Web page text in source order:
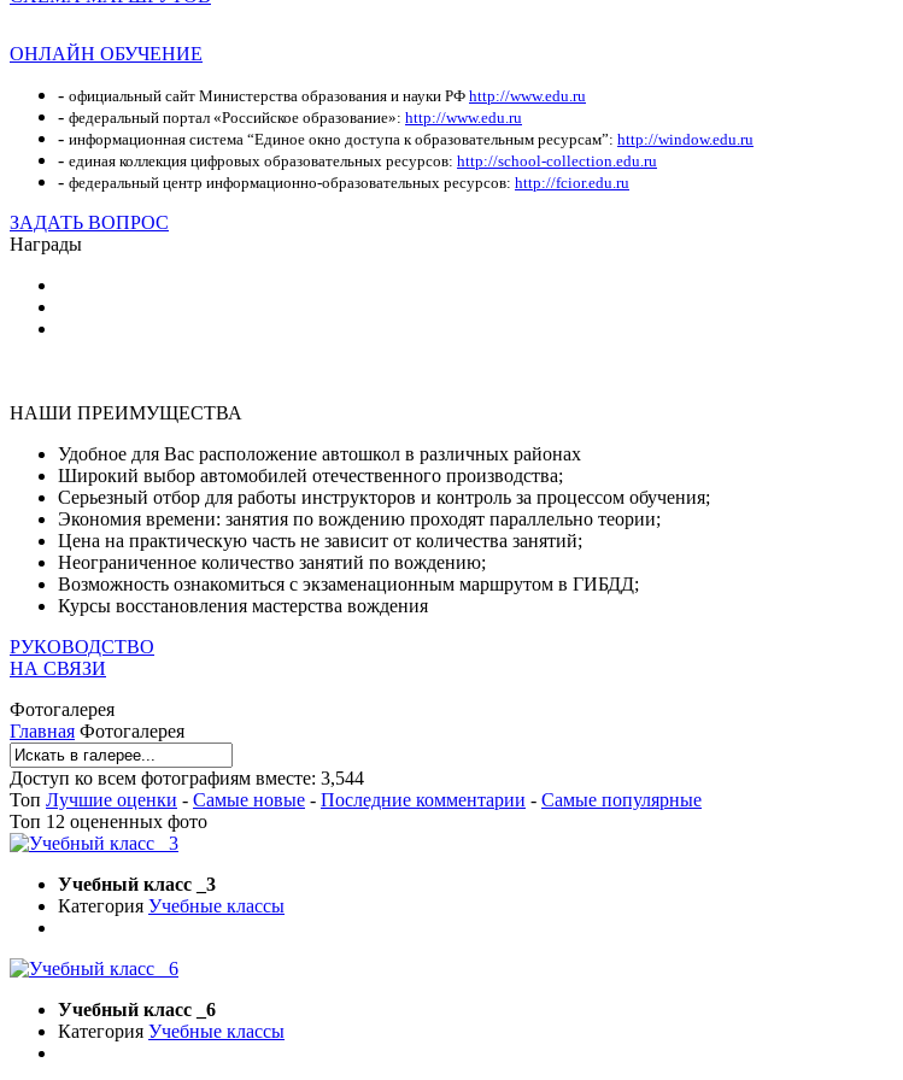
ОНЛАЙН ОБУЧЕНИЕ
- официальный сайт Министерства образования и науки РФ http://www.edu.ru
- федеральный портал «Российское образование»: http://www.edu.ru
- информационная система “Единое окно доступа к образовательным ресурсам”: http://window.edu.ru
- единая коллекция цифровых образовательных ресурсов: http://school-collection.edu.ru
- федеральный центр информационно-образовательных ресурсов: http://fcior.edu.ru
ЗАДАТЬ ВОПРОС
Награды
НАШИ ПРЕИМУЩЕСТВА
Удобное для Вас расположение автошкол в различных районах
Широкий выбор автомобилей отечественного производства;
Серьезный отбор для работы инструкторов и контроль за процессом обучения;
Экономия времени: занятия по вождению проходят параллельно теории;
Цена на практическую часть не зависит от количества занятий;
Неограниченное количество занятий по вождению;
Возможность ознакомиться с экзаменационным маршрутом в ГИБДД;
Курсы восстановления мастерства вождения
РУКОВОДСТВО
НА СВЯЗИ
Фотогалерея
Главная Фотогалерея
Доступ ко всем фотографиям вместе: 3,544
Топ Лучшие оценки - Самые новые - Последние комментарии - Самые популярные
Топ 12 оцененных фото
Учебный класс _3
Категория Учебные классы
Учебный класс _6
Категория Учебные классы